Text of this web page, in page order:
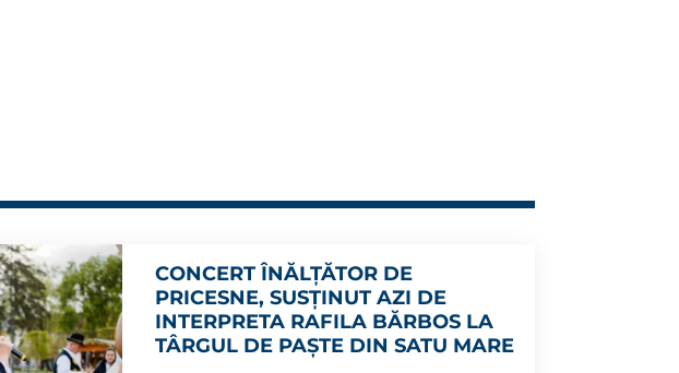
CONCERT ÎNĂLȚĂTOR DE
PRICESNE, SUSȚINUT AZI DE
INTERPRETA RAFILA BĂRBOS LA
TÂRGUL DE PAȘTE DIN SATU MARE